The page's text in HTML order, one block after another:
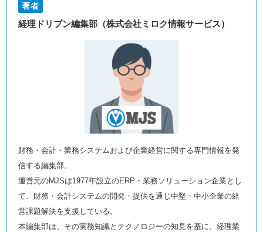
著者
経理ドリブン編集部（株式会社ミロク情報サービス）
財務・会計・業務システムおよび企業経営に関する専門情報を発
信する編集部。
運営元のMJSは1977年設立のERP・業務ソリューション企業とし
て、財務・会計システムの開発・提供を通じ中堅・中小企業の経
営課題解決を支援している。
本編集部は、その実務知識とテクノロジーの知見を基に、経理業